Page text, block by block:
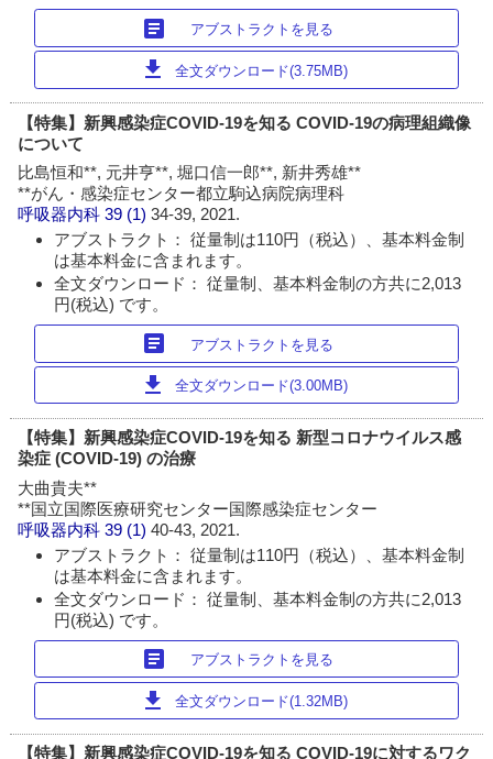
article アブストラクトを見る
download 全文ダウンロード(3.75MB)
【特集】新興感染症COVID-19を知る COVID-19の病理組織像
について
比島恒和**, 元井亨**, 堀口信一郎**, 新井秀雄**
**がん・感染症センター都立駒込病院病理科
呼吸器内科 39 (1)34-39, 2021.
アブストラクト： 従量制は110円（税込）、基本料金制
は基本料金に含まれます。
全文ダウンロード： 従量制、基本料金制の方共に2,013
円(税込) です。
article アブストラクトを見る
download 全文ダウンロード(3.00MB)
【特集】新興感染症COVID-19を知る 新型コロナウイルス感
染症 (COVID-19) の治療
大曲貴夫**
**国立国際医療研究センター国際感染症センター
呼吸器内科 39 (1)40-43, 2021.
アブストラクト： 従量制は110円（税込）、基本料金制
は基本料金に含まれます。
全文ダウンロード： 従量制、基本料金制の方共に2,013
円(税込) です。
article アブストラクトを見る
download 全文ダウンロード(1.32MB)
【特集】新興感染症COVID-19を知る COVID-19に対するワク